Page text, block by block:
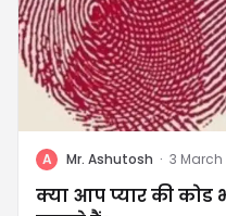
A Mr. Ashutosh · 3 March
क्या आप प्यार की कोड